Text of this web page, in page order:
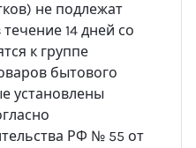
не подлежат
14 дней со
к группе
бытового
установлены
РФ № 55 от